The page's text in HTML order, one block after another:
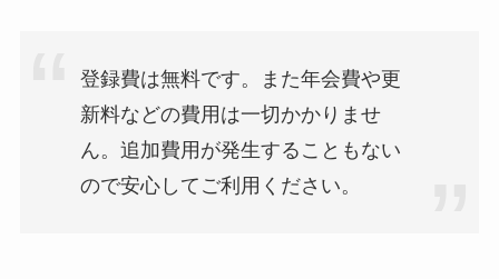
登録費は無料です。また年会費や更
新料などの費用は一切かかりませ
ん。追加費用が発生することもない
ので安心してご利用ください。